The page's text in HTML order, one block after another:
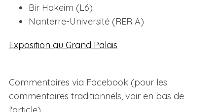
Bir Hakeim (L6)
Nanterre-Université (RER A)
Exposition au Grand Palais
Commentaires via Facebook (pour les
commentaires traditionnels, voir en bas de
c
h
o